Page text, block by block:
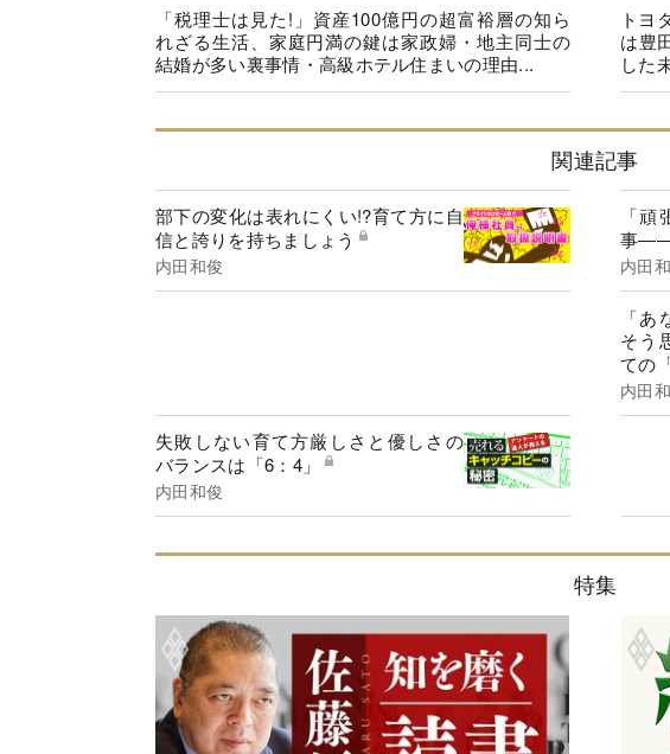
「税理士は見た!」資産100億円の超富裕層の知ら
れざる生活、家庭円満の鍵は家政婦・地主同士の
結婚が多い裏事情・高級ホテル住まいの理由...
トヨ
は豊
した
関連記事
部下の変化は表れにくい!?育て方に自
信と誇りを持ちましょう
内田和俊
「
事――
内田
「
そう
ての
内田
失敗しない育て方厳しさと優しさの
バランスは「6：4」
内田和俊
特集